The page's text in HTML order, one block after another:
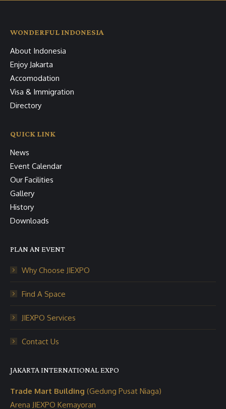
WONDERFUL INDONESIA
About Indonesia
Enjoy Jakarta
Accomodation
Visa & Immigration
Directory
QUICK LINK
News
Event Calendar
Our Facilities
Gallery
History
Downloads
PLAN AN EVENT
Why Choose JIEXPO
Find A Space
JIEXPO Services
Contact Us
JAKARTA INTERNATIONAL EXPO
Trade Mart Building (Gedung Pusat Niaga)
Arena JIEXPO Kemayoran